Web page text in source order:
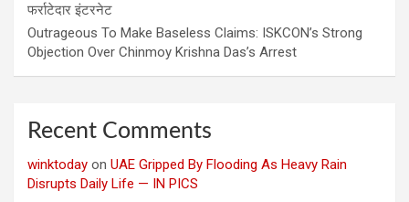
फर्राटेदार इंटरनेट
Outrageous To Make Baseless Claims: ISKCON’s Strong
Objection Over Chinmoy Krishna Das’s Arrest
Recent Comments
winktoday on UAE Gripped By Flooding As Heavy Rain
Disrupts Daily Life — IN PICS